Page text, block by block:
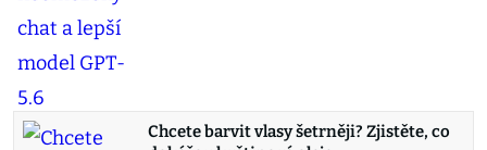
Chcete barvit vlasy šetrněji? Zjistěte, co